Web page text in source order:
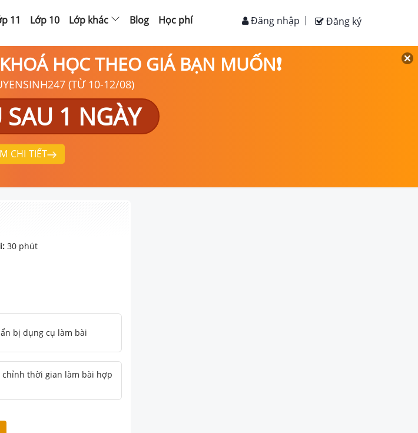
11 Lớp 10 Lớp khác Blog Học phí Đăng ký
Đăng nhập
HỌC THEO GIÁ BẠN MUỐN❗
(TỪ 10-12/08)
1 NGÀY
CHI TIẾT
30phút
bị dụng cụ làm bài
chỉnh thời gian làm bài hợp